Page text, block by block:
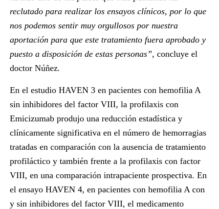
reclutado para realizar los ensayos clínicos, por lo que
nos podemos sentir muy orgullosos por nuestra
aportación para que este tratamiento fuera aprobado y
puesto a disposición de estas personas”, concluye el
doctor Núñez.
En el estudio HAVEN 3 en pacientes con hemofilia A
sin inhibidores del factor VIII, la profilaxis con
Emicizumab produjo una reducción estadística y
clínicamente significativa en el número de hemorragias
tratadas en comparación con la ausencia de tratamiento
profiláctico y también frente a la profilaxis con factor
VIII, en una comparación intrapaciente prospectiva. En
el ensayo HAVEN 4, en pacientes con hemofilia A con
y sin inhibidores del factor VIII, el medicamento